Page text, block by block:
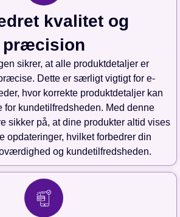
kvalitet og
præcision
sikrer, at alle produktdetaljer er
Dette er særligt vigtigt for e-
hvor korrekte produktdetaljer kan
kundetilfredsheden. Med denne
sikker på, at dine produkter altid vises
opdateringer, hvilket forbedrer din
og kundetilfredsheden.